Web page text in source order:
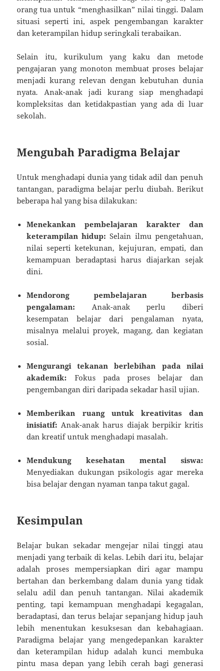
orang tua untuk “menghasilkan” nilai tinggi. Dalam
situasi seperti ini, aspek pengembangan karakter
dan keterampilan hidup seringkali terabaikan.
Selain itu, kurikulum yang kaku dan metode
pengajaran yang monoton membuat proses belajar
menjadi kurang relevan dengan kebutuhan dunia
nyata. Anak-anak jadi kurang siap menghadapi
kompleksitas dan ketidakpastian yang ada di luar
sekolah.
Mengubah Paradigma Belajar
Untuk menghadapi dunia yang tidak adil dan penuh
tantangan, paradigma belajar perlu diubah. Berikut
beberapa hal yang bisa dilakukan:
Menekankan pembelajaran karakter dan
keterampilan hidup: Selain ilmu pengetahuan,
nilai seperti ketekunan, kejujuran, empati, dan
kemampuan beradaptasi harus diajarkan sejak
dini.
Mendorong pembelajaran berbasis
pengalaman: Anak-anak perlu diberi
kesempatan belajar dari pengalaman nyata,
misalnya melalui proyek, magang, dan kegiatan
sosial.
Mengurangi tekanan berlebihan pada nilai
akademik: Fokus pada proses belajar dan
pengembangan diri daripada sekadar hasil ujian.
Memberikan ruang untuk kreativitas dan
inisiatif: Anak-anak harus diajak berpikir kritis
dan kreatif untuk menghadapi masalah.
Mendukung kesehatan mental siswa:
Menyediakan dukungan psikologis agar mereka
bisa belajar dengan nyaman tanpa takut gagal.
Kesimpulan
Belajar bukan sekadar mengejar nilai tinggi atau
menjadi yang terbaik di kelas. Lebih dari itu, belajar
adalah proses mempersiapkan diri agar mampu
bertahan dan berkembang dalam dunia yang tidak
selalu adil dan penuh tantangan. Nilai akademik
penting, tapi kemampuan menghadapi kegagalan,
beradaptasi, dan terus belajar sepanjang hidup jauh
lebih menentukan kesuksesan dan kebahagiaan.
Paradigma belajar yang mengedepankan karakter
dan keterampilan hidup adalah kunci membuka
pintu masa depan yang lebih cerah bagi generasi